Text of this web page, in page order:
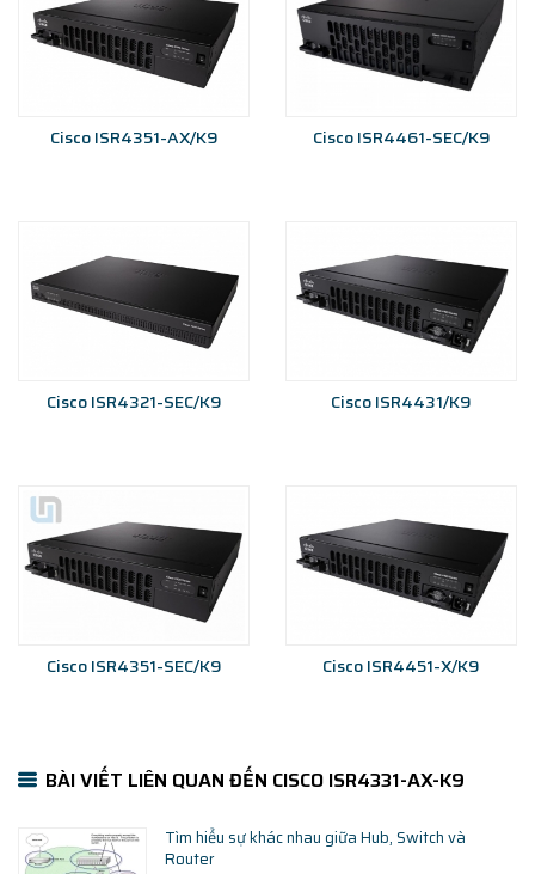
Cisco ISR4351-AX/K9 Cisco ISR4461-SEC/K9
Cisco ISR4321-SEC/K9 Cisco ISR4431/K9
Cisco ISR4351-SEC/K9 Cisco ISR4451-X/K9
BÀI VIẾT LIÊN QUAN ĐẾN CISCO ISR4331-AX-K9
Tìm hiểu sự khác nhau giữa Hub, Switch và
Router